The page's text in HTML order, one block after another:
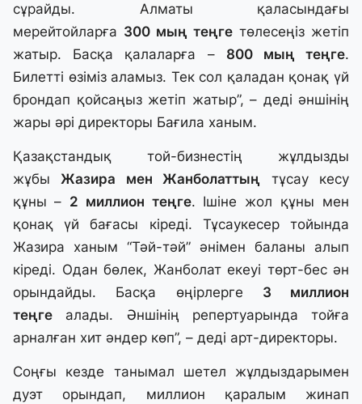
сұрайды. Алматы қаласындағы
мерейтойларға 300 мың теңге төлесеңіз жетіп
жатыр. Басқа қалаларға – 800 мың теңге.
Билетті өзіміз аламыз. Тек сол қаладан қонақ үй
брондап қойсаңыз жетіп жатыр”, – деді әншінің
жары әрі директоры Бағила ханым.
Қазақстандық той-бизнестің жұлдызды
жұбыЖазира мен Жанболаттың тұсау кесу
құны – 2 миллион теңге. Ішіне жол құны мен
қонақ үй бағасы кіреді. Тұсаукесер тойында
Жазира ханым “Тәй-тәй” әнімен баланы алып
кіреді. Одан бөлек, Жанболат екеуі төрт-бес ән
орындайды. Басқа өңірлерге 3 миллион
теңге алады. Әншінің репертуарында тойға
арналған хит әндер көп”, – деді арт-директоры.
Соңғы кезде танымал шетел жұлдыздарымен
дуэт орындап, миллион қаралым жинап